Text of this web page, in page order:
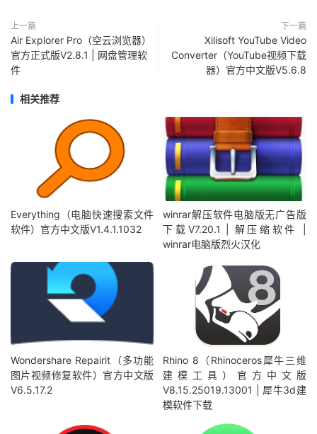
上一篇
Air Explorer Pro（空云浏览器）
官方正式版V2.8.1 | 网盘管理软
件
下一篇
Xilisoft YouTube Video
Converter（YouTube视频下载
器）官方中文版V5.6.8
相关推荐
Everything（电脑快速搜索文件
软件）官方中文版V1.4.1.1032
winrar解压软件电脑版无广告版
下载V7.20.1 | 解压缩软件 |
winrar电脑版烈火汉化
Wondershare Repairit（多功能
图片视频修复软件）官方中文版
V6.5.17.2
Rhino 8（Rhinoceros犀牛三维
建模工具）官方中文版
V8.15.25019.13001 | 犀牛3d建
模软件下载